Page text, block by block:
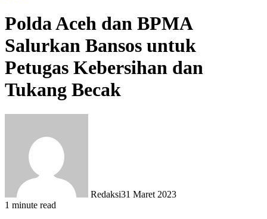
Polda Aceh dan BPMA
Salurkan Bansos untuk
Petugas Kebersihan dan
Tukang Becak
Redaksi31 Maret 2023
1 minute read